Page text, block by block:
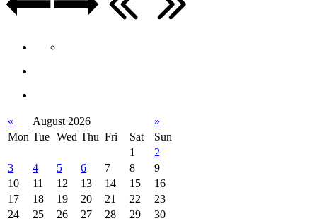
« August 2026
»
Mon Tue Wed Thu Fri Sat
Sun
1
2
3
4 5 6 7 8
9
10
11 12 13 14 15
16
17
18 19 20 21 22
23
24
25 26 27 28 29
30